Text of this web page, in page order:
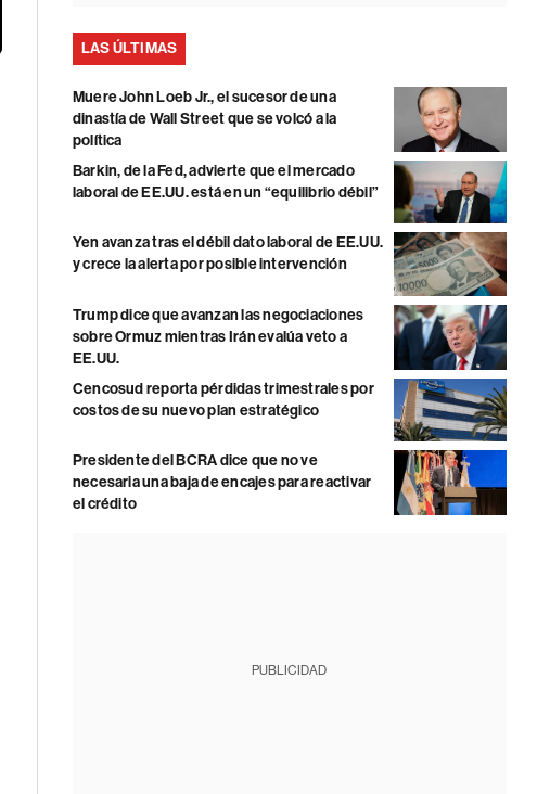
LAS ÚLTIMAS
Muere John Loeb Jr., el sucesor de una
dinastía de Wall Street que se volcó a la
política
Barkin, de la Fed, advierte que el mercado
laboral de EE.UU. está en un “equilibrio débil”
Yen avanza tras el débil dato laboral de EE.UU.
y crece la alerta por posible intervención
Trump dice que avanzan las negociaciones
sobre Ormuz mientras Irán evalúa veto a
EE.UU.
Cencosud reporta pérdidas trimestrales por
costos de su nuevo plan estratégico
Presidente del BCRA dice que no ve
necesaria una baja de encajes para reactivar
el crédito
PUBLICIDAD